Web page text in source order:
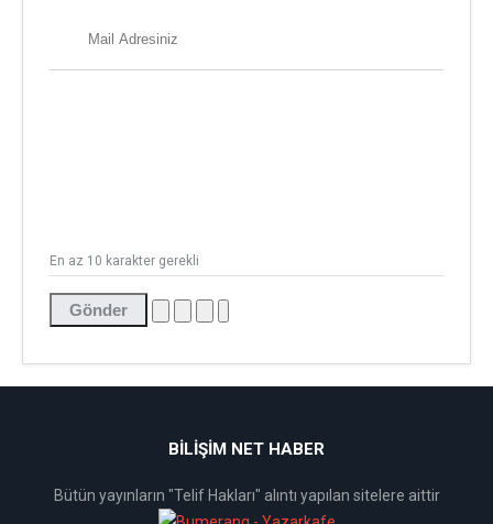
Gönder
En az 10 karakter gerekli
BİLİŞİM NET HABER
Bütün yayınların "Telif Hakları" alıntı yapılan sitelere aittir